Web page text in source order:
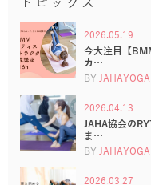
2026.05.19
今大注目【
カ…
BY JAHAYOGA
2026.04.13
JAHA協会の
ま…
BY JAHAYOGA
2026.03.27